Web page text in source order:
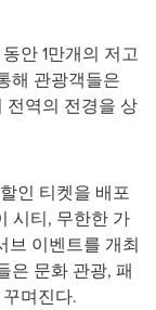
안 1만개의 저고
해 관광객들은
전역의 전경을 상
인 티켓을 배포
시티, 무한한 가
브 이벤트를 개최
은 문화 관광, 패
며진다.